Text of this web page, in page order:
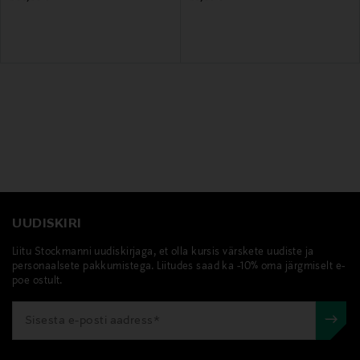
UUDISKIRI
Liitu Stockmanni uudiskirjaga, et olla kursis värskete uudiste ja
personaalsete pakkumistega. Liitudes saad ka -10% oma järgmiselt e-
poe ostult.